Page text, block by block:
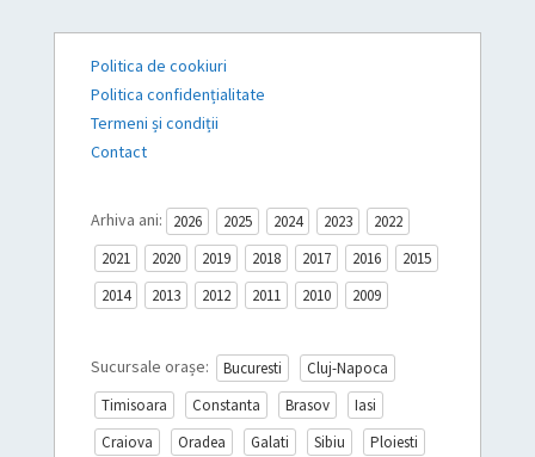
Politica de cookiuri
Politica confidențialitate
Termeni și condiții
Contact
Arhiva ani: 2026 2025 2024 2023
2022
2021
2020 2019 2018 2017 2016
2015
2014
2013 2012 2011 2010 2009
Sucursale orașe: Bucuresti
Cluj-Napoca
Timisoara
Constanta Brasov
Iasi
Craiova
Oradea Galati Sibiu Ploiesti